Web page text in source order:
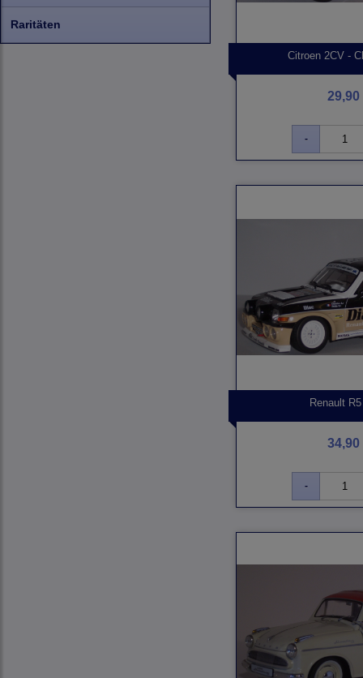
Raritäten
Citroen 2CV -
29,90
Renault
34,90